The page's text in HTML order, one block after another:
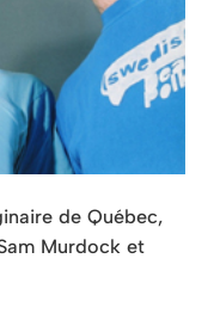
de Québec,
Murdock et